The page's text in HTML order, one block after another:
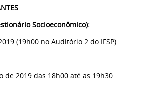
Socioeconômico):
(19h00 no Auditório 2 do IFSP)
de 2019 das 18h00 até as 19h30